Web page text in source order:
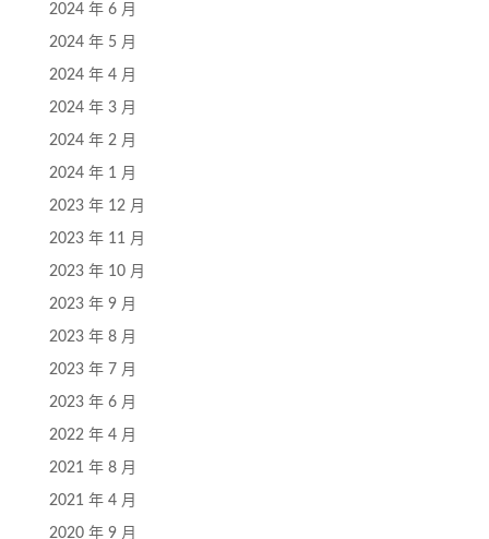
2024 年 6 月
2024 年 5 月
2024 年 4 月
2024 年 3 月
2024 年 2 月
2024 年 1 月
2023 年 12 月
2023 年 11 月
2023 年 10 月
2023 年 9 月
2023 年 8 月
2023 年 7 月
2023 年 6 月
2022 年 4 月
2021 年 8 月
2021 年 4 月
2020 年 9 月